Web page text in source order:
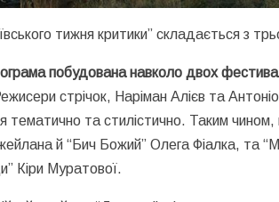
тижня критики” складається з
побудована навколо двох
стрічок, Наріман Алієв та
тематично та стилістично. Таким
й “Бич Божий” Олега Фіалка, та
Кіри Муратової.